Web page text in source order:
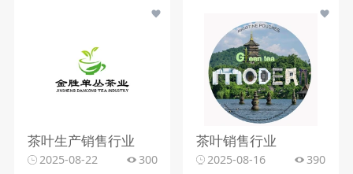
茶叶生产销售行业
2025-08-22 300
茶叶销售行业
2025-08-16 390